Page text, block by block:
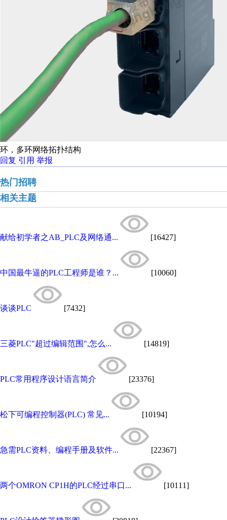
环，多环网络拓扑结构
回复 引用 举报
热门招聘
相关主题
献给初学者之AB_PLC及网络通... [16427]
中国最牛逼的PLC工程师是谁？... [10060]
谈谈PLC [7432]
三菱PLC"超过编辑范围",怎么... [14819]
PLC常用程序设计语言简介 [23376]
松下可编程控制器(PLC) 常见... [10194]
急需PLC资料、编程手册及软件... [22367]
两个OMRON CP1H的PLC经过串口... [10111]